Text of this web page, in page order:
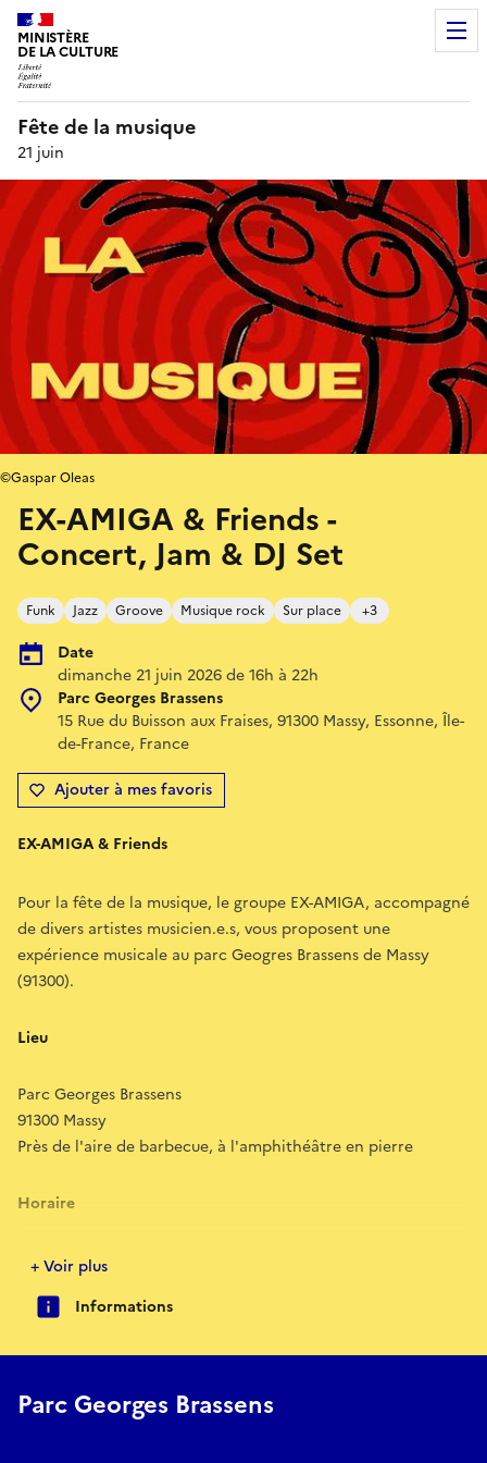
MINISTÈRE
DE LA CULTURE
Fête de la musique
21 juin
EX-AMIGA & Friends -
Concert, Jam & DJ Set
Funk Jazz Groove Musique rock Sur place +3
Date
dimanche 21 juin 2026 de 16h à 22h
Parc Georges Brassens
15 Rue du Buisson aux Fraises, 91300 Massy, Essonne, Île-
de-France, France
Ajouter à mes favoris
©Gaspar Oleas
EX-AMIGA & Friends
Pour la fête de la musique, le groupe EX-AMIGA, accompagné
de divers artistes musicien.e.s, vous proposent une
expérience musicale au parc Geogres Brassens de Massy
(91300).
Lieu
Parc Georges Brassens
91300 Massy
Près de l'aire de barbecue, à l'amphithéâtre en pierre
Horaire
16H - 22H
Programmation
+ Voir plus
Informations
Parc Georges Brassens